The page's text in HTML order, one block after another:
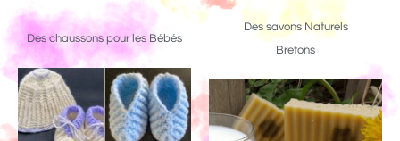
Des chaussons pour les Bébés
Des savons Naturels
Bretons